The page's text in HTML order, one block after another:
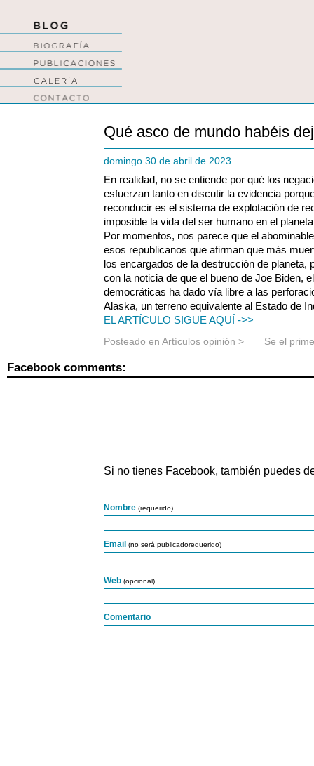
Qué asco de mundo habéis
domingo 30 de abril de 2023
En realidad, no se entiende por qué los
esfuerzan tanto en discutir la evidencia
reconducir es el sistema de explotación de
imposible la vida del ser humano en el
Por momentos, nos parece que el
esos republicanos que afirman que más
los encargados de la destrucción de planeta,
con la noticia de que el bueno de Joe Biden,
democráticas ha dado vía libre a las
Alaska, un terreno equivalente al Estado de
EL ARTÍCULO SIGUE AQUÍ ->>
Posteado en Artículos opinión > Se el
Facebook comments:
Si no tienes Facebook, también puedes
Nombre (requerido)
Email (no será publicadorequerido)
Web (opcional)
Comentario